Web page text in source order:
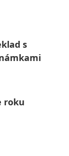
s
roku